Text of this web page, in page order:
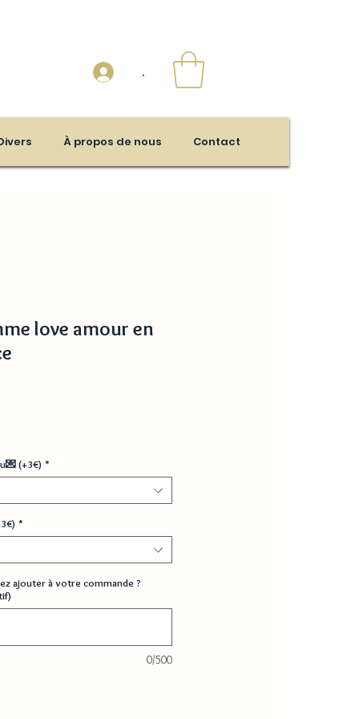
.
À propos de nous Contact
love amour en
(+3€) *
*
ajouter à votre commande ?
0/500